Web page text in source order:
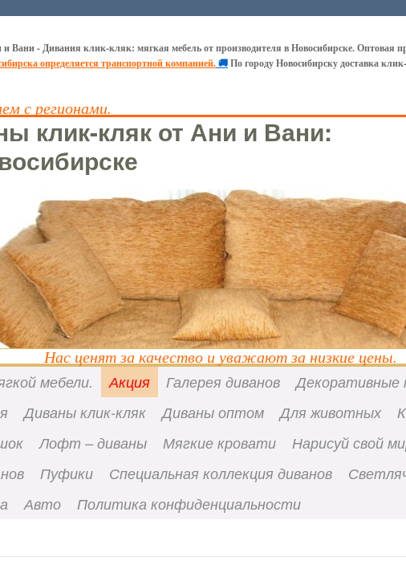
Вани - Дивания клик-кляк: мягкая мебель от производителя в Новосибирске. Оптовая
определяется транспортной компанией.🚚По городу Новосибирску доставка
с регионами.
клик-кляк от Ани и Вани:
Нас ценят за качество и уважают за низкие цены.
мебели. Акция Галерея диванов
Декоративные
Диваны клик-кляк Диваны оптом Для животных
Лофт – диваны Мягкие кровати Нарисуй свой
Пуфики Специальная коллекция диванов
Авто Политика конфиденциальности